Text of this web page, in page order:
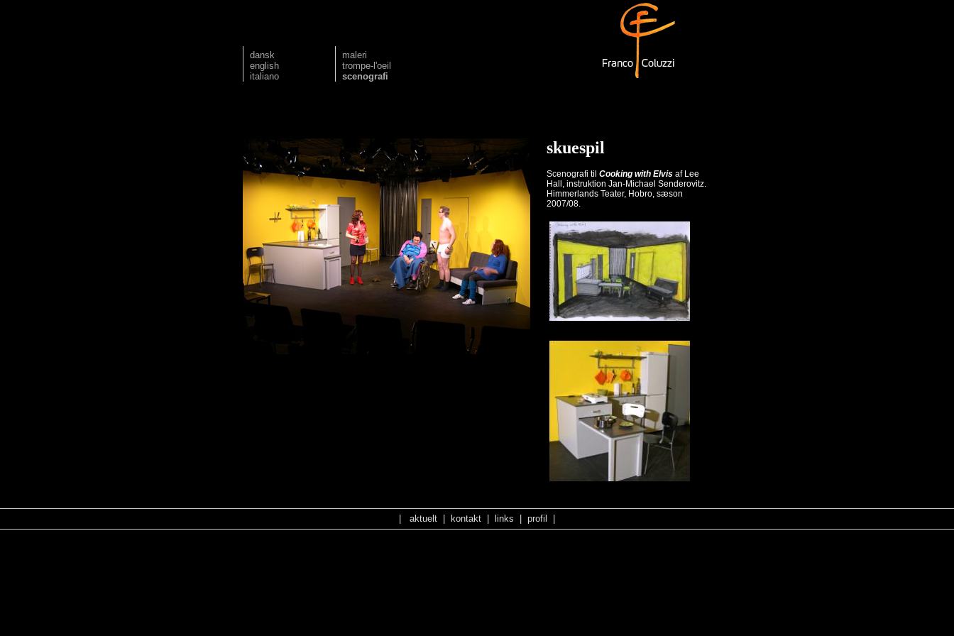
dansk
english
italiano
maleri
trompe-l'oeil
scenografi
skuespil
Scenografi til Cooking with Elvis af Lee
Hall, instruktion Jan-Michael Senderovitz.
Himmerlands Teater, Hobro, sæson
2007/08.
aktuelt kontakt links profil